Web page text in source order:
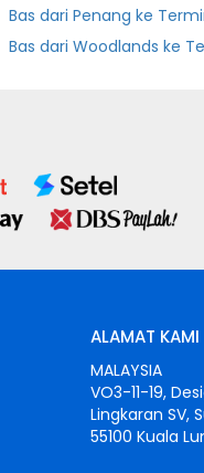
Bas dari Penang ke
Bas dari Woodlands ke
ALAMAT KAMI
MALAYSIA
VO3-11-19,
Lingkaran SV,
55100 Kuala